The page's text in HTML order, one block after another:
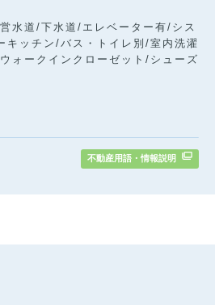
水道/下水道/エレベーター有/シス
キッチン/バス・トイレ別/室内洗濯
ォークインクローゼット/シューズ
不動産用語・情報説明